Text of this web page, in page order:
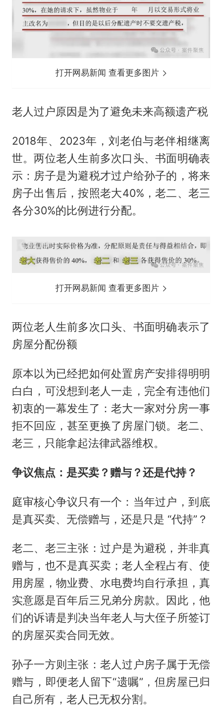
打开网易新闻 查看更多图片
老人过户原因是为了避免未来高额遗产税
2018年、2023年，刘老伯与老伴相继离
世。两位老人生前多次口头、书面明确表
示：房子是为避税才过户给孙子的，将来
房子出售后，按照老大40%，老二、老三
各分30%的比例进行分配。
打开网易新闻 查看更多图片
两位老人生前多次口头、书面明确表示了
房屋分配份额
原本以为已经把如何处置房产安排得明明
白白，可没想到老人一走，完全有违他们
初衷的一幕发生了：老大一家对分房一事
拒不回应，甚至更换了房屋门锁。老二、
老三，只能拿起法律武器维权。
争议焦点：是买卖？赠与？还是代持？
庭审核心争议只有一个：当年过户，到底
是真买卖、无偿赠与，还是只是 “代持”？
老二、老三主张：过户是为避税，并非真
赠与，也不是真买卖；老人全程占有、使
用房屋，物业费、水电费均自行承担，真
实意愿是百年后三兄弟分房款。因此，他
们的诉请是判决当年老人与大侄子所签订
的房屋买卖合同无效。
孙子一方则主张：老人过户房子属于无偿
赠与，即便老人留下“遗嘱”，但房屋已归
自己所有，老人已无权分割。